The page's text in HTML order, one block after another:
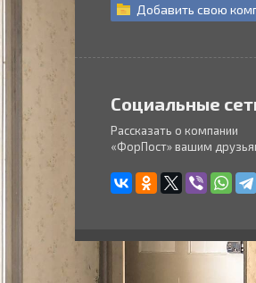
Добавить свою
Социальные
Рассказать о компании
«ФорПост» вашим